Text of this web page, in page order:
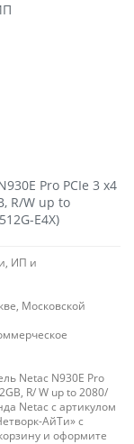
Pro PCIe 3 x4
R/W up to
E4X)
ИП и
Московской
Netac N930E Pro
R/ W up to 2080/
Netac с артикулом
АйТи» с
и оформите